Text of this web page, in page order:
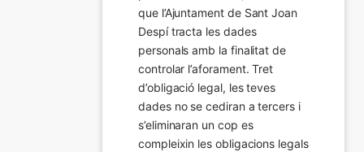
que l’Ajuntament de Sant Joan
Despí tracta les dades
personals amb la finalitat de
controlar l’aforament. Tret
d’obligació legal, les teves
dades no se cediran a tercers i
s’eliminaran un cop es
compleixin les obligacions legals